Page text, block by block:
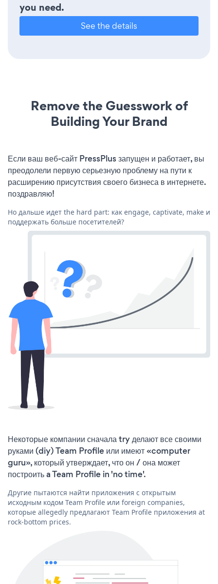
you need.
See the details
Remove the Guesswork of
Building Your Brand
Если ваш веб-сайт PressPlus запущен и работает, вы
преодолели первую серьезную проблему на пути к
расширению присутствия своего бизнеса в интернете.
поздравляю!
Но дальше идет the hard part: как engage, captivate, make и
поддержать больше посетителей?
Некоторые компании сначала try делают все своими
руками (diy) Team Profile или имеют «computer
guru», который утверждает, что он / она может
построить a Team Profile in 'no time'.
Другие пытаются найти приложения с открытым
исходным кодом Team Profile или foreign companies,
которые allegedly предлагают Team Profile приложения at
rock-bottom prices.